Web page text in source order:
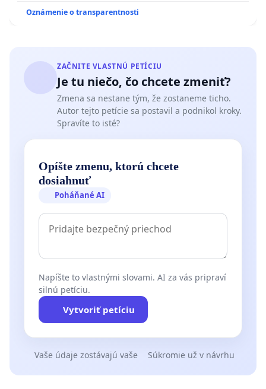
Oznámenie o transparentnosti
ZAČNITE VLASTNÚ PETÍCIU
Je tu niečo, čo chcete zmeniť?
Zmena sa nestane tým, že zostaneme ticho.
Autor tejto petície sa postavil a podnikol kroky.
Spravíte to isté?
Opíšte zmenu, ktorú chcete
dosiahnuť
Poháňané AI
Napíšte to vlastnými slovami. AI za vás pripraví
silnú petíciu.
Vytvoriť petíciu
Vaše údaje zostávajú vaše Súkromie už v návrhu